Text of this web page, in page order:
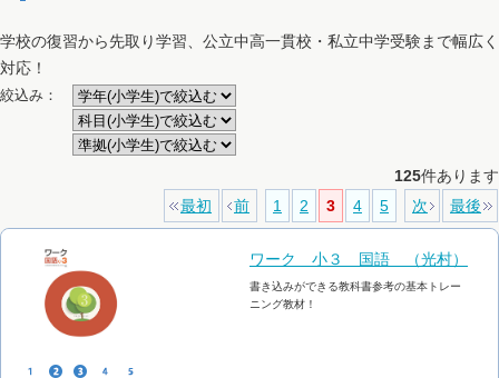
学校の復習から先取り学習、公立中高一貫校・私立中学受験まで幅広く
対応！
絞込み：
125件あります
最初
前 1 2 3 4 5 次 最後
ワーク 小３ 国語 （光村）
書き込みができる教科書参考の基本トレー
ニング教材！